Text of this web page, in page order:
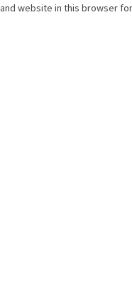
website in this browser